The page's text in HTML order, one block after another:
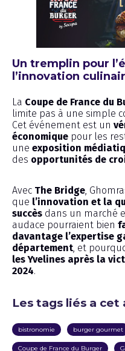
Un tremplin pour
l’innovation
La Coupe de France du
limite pas à une simple
Cet événement est un
économique pour les
une exposition
des opportunités de
Avec The Bridge,
que l’innovation et la
succès dans un marché
audace pourraient bien
davantage l’expertise
département, et
les Yvelines après la
2024.
Les tags liés a cet
bistronomie burger gourmet
Coupe de France du Burger